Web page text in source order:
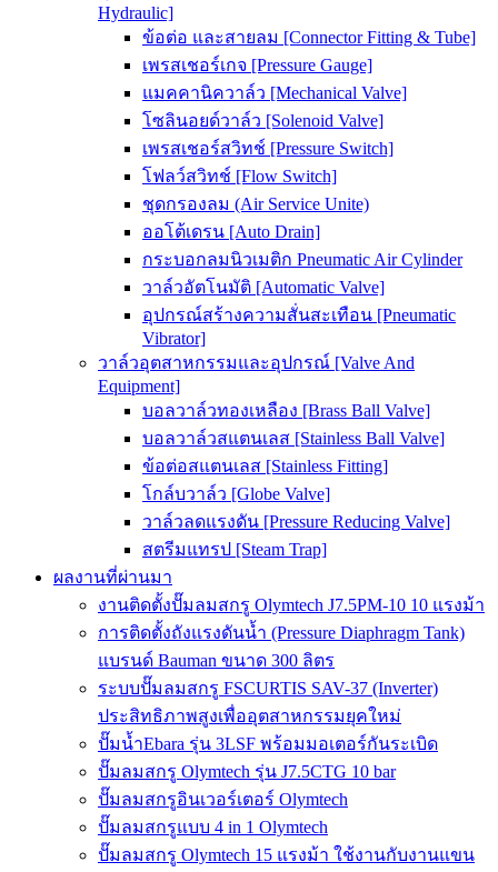
Hydraulic]
ข้อต่อ และสายลม [Connector Fitting & Tube]
เพรสเชอร์เกจ [Pressure Gauge]
แมคคานิควาล์ว [Mechanical Valve]
โซลินอยด์วาล์ว [Solenoid Valve]
เพรสเชอร์สวิทช์ [Pressure Switch]
โฟลว์สวิทช์ [Flow Switch]
ชุดกรองลม (Air Service Unite)
ออโต้เดรน [Auto Drain]
กระบอกลมนิวเมติก Pneumatic Air Cylinder
วาล์วอัตโนมัติ [Automatic Valve]
อุปกรณ์สร้างความสั่นสะเทือน [Pneumatic
Vibrator]
วาล์วอุตสาหกรรมและอุปกรณ์ [Valve And
Equipment]
บอลวาล์วทองเหลือง [Brass Ball Valve]
บอลวาล์วสแตนเลส [Stainless Ball Valve]
ข้อต่อสแตนเลส [Stainless Fitting]
โกล์บวาล์ว [Globe Valve]
วาล์วลดแรงดัน [Pressure Reducing Valve]
สตรีมแทรป [Steam Trap]
ผลงานที่ผ่านมา
งานติดตั้งปั๊มลมสกรู Olymtech J7.5PM-10 10 แรงม้า
การติดตั้งถังแรงดันน้ำ (Pressure Diaphragm Tank)
แบรนด์ Bauman ขนาด 300 ลิตร
ระบบปั๊มลมสกรู FSCURTIS SAV-37 (Inverter)
ประสิทธิภาพสูงเพื่ออุตสาหกรรมยุคใหม่
ปั๊มน้ำEbara รุ่น 3LSF พร้อมมอเตอร์กันระเบิด
ปั๊มลมสกรู Olymtech รุ่น J7.5CTG 10 bar
ปั๊มลมสกรูอินเวอร์เตอร์ Olymtech
ปั๊มลมสกรูแบบ 4 in 1 Olymtech
ปั๊มลมสกรู Olymtech 15 แรงม้า ใช้งานกับงานแขน